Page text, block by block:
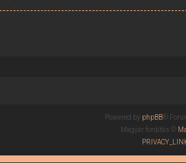
Powered by phpBB®
Magyar fordítás ©